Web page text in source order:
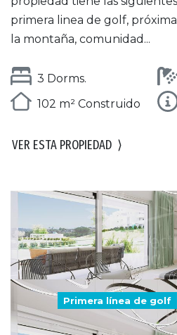
primera linea de golf,
la montaña, comunidad...
3 Dorms.
102 m² Construido
VER ESTA PROPIEDAD ⟩
Primera línea de golf